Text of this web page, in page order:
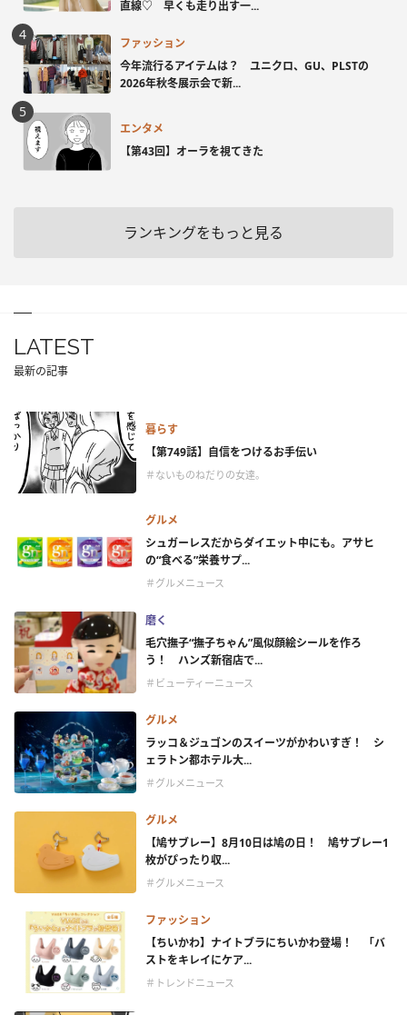
直線♡ 早くも走り出す一...
ファッション
今年流行るアイテムは？ ユニクロ、GU、PLSTの
2026年秋冬展示会で新...
エンタメ
【第43回】オーラを視てきた
ランキングをもっと見る
LATEST
最新の記事
暮らす
【第749話】自信をつけるお手伝い
＃ないものねだりの女達。
グルメ
シュガーレスだからダイエット中にも。アサヒ
の“食べる”栄養サプ...
＃グルメニュース
磨く
毛穴撫子“撫子ちゃん”風似顔絵シールを作ろ
う！ ハンズ新宿店で...
＃ビューティーニュース
グルメ
ラッコ＆ジュゴンのスイーツがかわいすぎ！ シ
ェラトン都ホテル大...
＃グルメニュース
グルメ
【鳩サブレー】8月10日は鳩の日！ 鳩サブレー1
枚がぴったり収...
＃グルメニュース
ファッション
【ちいかわ】ナイトブラにちいかわ登場！ 「バ
ストをキレイにケア...
＃トレンドニュース